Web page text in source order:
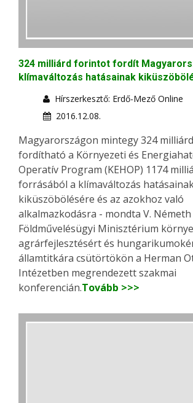
324 milliárd forintot fordít
klímaváltozás hatásainak
Hírszerkesztő: Erdő-Mező Online
2016.12.08.
Magyarországon mintegy 324
fordítható a Környezeti és
Operatív Program (KEHOP) 1174
forrásából a klímaváltozás
kiküszöbölésére és az azokhoz való
alkalmazkodásra - mondta V.
Földművelésügyi Minisztérium
agrárfejlesztésért és
államtitkára csütörtökön a Herman
Intézetben megrendezett szakmai
konferencián.Tovább >>>